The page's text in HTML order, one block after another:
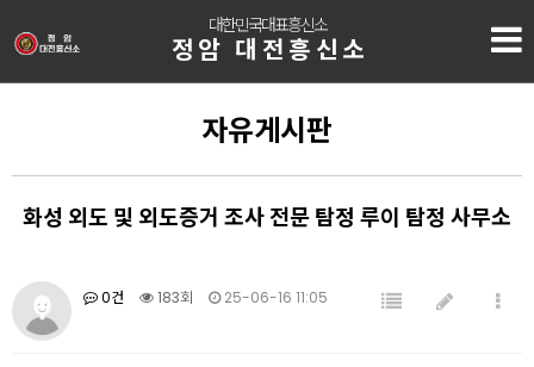
대한민국대표흥신소
정암 대전흥신소
자유게시판
화성 외도 및 외도증거 조사 전문 탐정 루이 탐정 사무소
0건 183회 25-06-16 11:05